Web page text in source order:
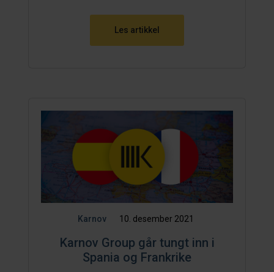
Les artikkel
Karnov 10. desember 2021
Karnov Group går tungt inn i
Spania og Frankrike